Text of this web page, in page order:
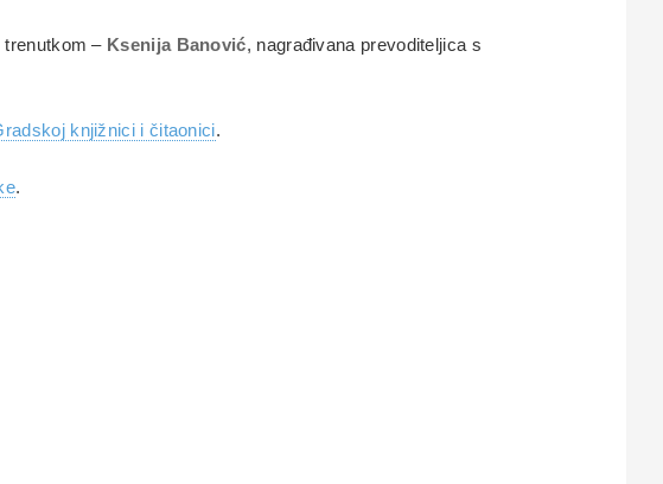
– Ksenija Banović, nagrađivana prevoditeljica s
knjižnici i čitaonici.
.